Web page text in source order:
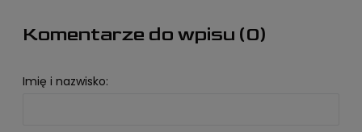
Komentarze do wpisu (0)
Imię i nazwisko: